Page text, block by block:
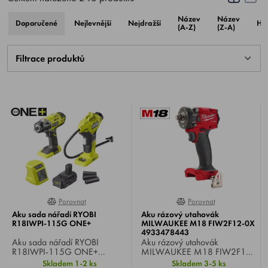
Inteligentní elektronika REDLINK PLUS™
Akumulátory REDLITHIUM™ s ochranou proti přehřátí
Výsledkem je vyšší krouticí moment, delší výdrž baterie a
delší životnost stroje.
rázový utahovák
M12 – kompaktní a lehké
Napětí 12 V
Ideální pro servisní práce
Práce v omezeném prostoru
Utahování menších šroubů a matic
Vhodné pro elektrikáře, montážníky a servisní techniky.
Doporučené Nejlevnější Nejdražší
Název
(A-Z)
Název
(Z-A)
Filtrace produktů
0%
Porovnat
Aku sada nářadí RYOBI
R18IWPI-115G ONE+
Aku sada nářadí RYOBI
R18IWPI-115G ONE+
, obsahuje 1x rázový
Skladem 1-2 ks
0%
Porovnat
Aku rázový utahovák
MILWAUKEE M18 FIW2F12-0X
4933478443
Aku rázový utahovák
MILWAUKEE M18 FIW2F12-
0X , Li-ion 18 V, otáčky 0-
Skladem 3-5 ks